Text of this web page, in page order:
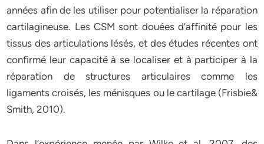
années afin de les utiliser pour potentialiser la réparation
cartilagineuse. Les CSM sont douées d’affinité pour les
tissus des articulations lésés, et des études récentes ont
confirmé leur capacité à se localiser et à participer à la
réparation de structures articulaires comme les
ligaments croisés, les ménisques ou le cartilage (Frisbie&
Smith, 2010).